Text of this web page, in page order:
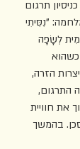
תרגום
"נִסִּיתִי
לְשָׂפָה
מציין כשהוא
הזרה,
התרגום,
את חוויית
בהמשך